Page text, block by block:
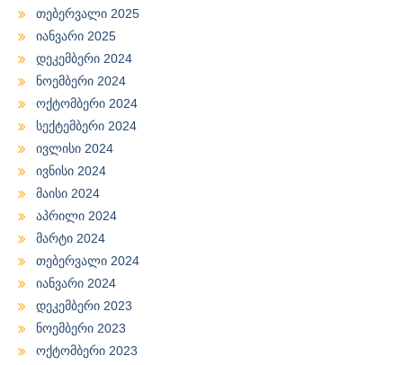
თებერვალი 2025
იანვარი 2025
დეკემბერი 2024
ნოემბერი 2024
ოქტომბერი 2024
სექტემბერი 2024
ივლისი 2024
ივნისი 2024
მაისი 2024
აპრილი 2024
მარტი 2024
თებერვალი 2024
იანვარი 2024
დეკემბერი 2023
ნოემბერი 2023
ოქტომბერი 2023